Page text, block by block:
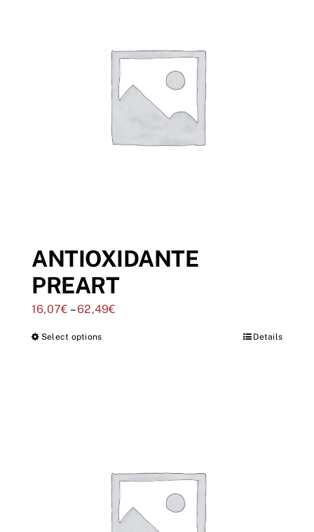
ANTIOXIDANTE
PREART
16,07€ –62,49€
Select options Details